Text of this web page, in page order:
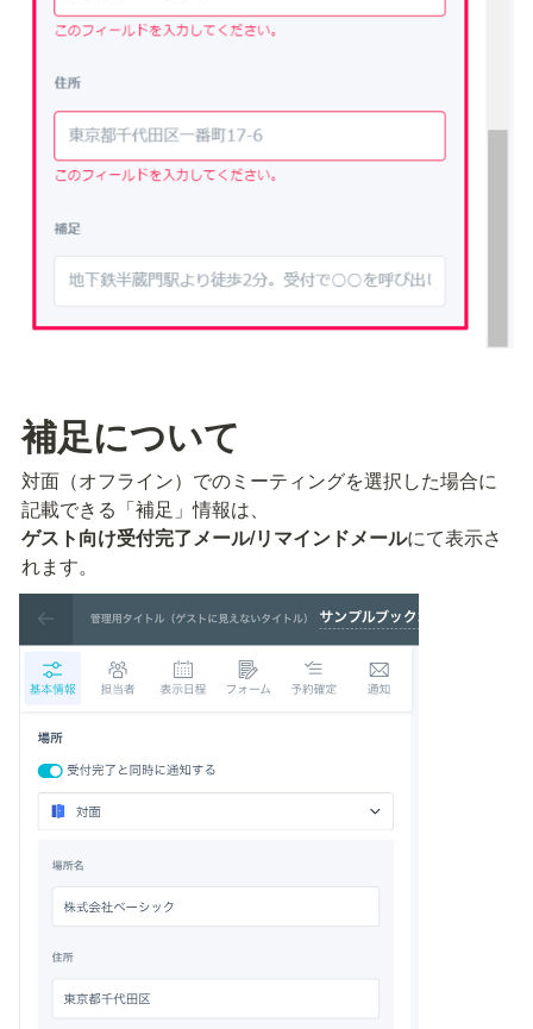
補足について
対面（オフライン）でのミーティングを選択した場合に
ゲスト向け受付完了メール/リマインドメールにて表示さ
れます。